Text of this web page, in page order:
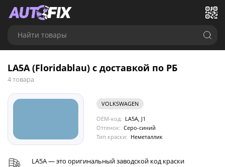
Найти товары
LA5A (Floridablau) с доставкой по РБ
4 товара
VOLKSWAGEN
OEM-код: LA5A, J1
Оттенок: Серо-синий
Тип краски: Неметаллик
LA5A — это оригинальный заводской код краски